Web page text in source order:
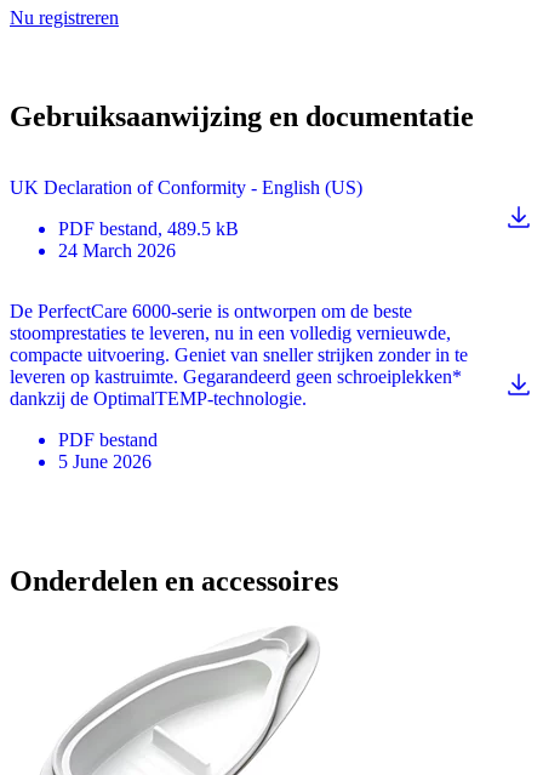
Nu registreren
Gebruiksaanwijzing en documentatie
UK Declaration of Conformity - English (US)
PDF bestand, 489.5 kB
24 March 2026
De PerfectCare 6000-serie is ontworpen om de beste
stoomprestaties te leveren, nu in een volledig vernieuwde,
compacte uitvoering. Geniet van sneller strijken zonder in te
leveren op kastruimte. Gegarandeerd geen schroeiplekken*
dankzij de OptimalTEMP-technologie.
PDF bestand
5 June 2026
Onderdelen en accessoires